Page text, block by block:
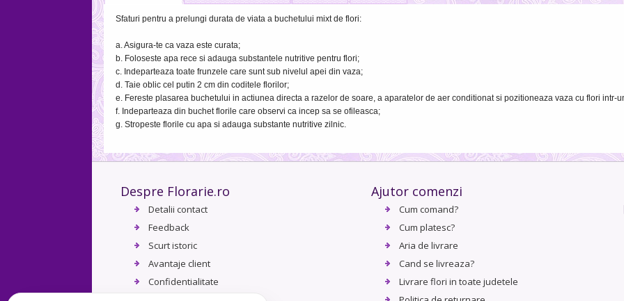
Sfaturi pentru a prelungi durata de viata a buchetului mixt de flori:
a. Asigura-te ca vaza este curata;
b. Foloseste apa rece si adauga substantele nutritive pentru flori;
c. Indeparteaza toate frunzele care sunt sub nivelul apei din vaza;
d. Taie oblic cel putin 2 cm din coditele florilor;
e. Fereste plasarea buchetului in actiunea directa a razelor de soare, a aparatelor de aer conditionat si pozitioneaza vaza cu flori intr-
f. Indeparteaza din buchet florile care observi ca incep sa se ofileasca;
g. Stropeste florile cu apa si adauga substante nutritive zilnic.
Despre Florarie.ro
Detalii contact
Feedback
Scurt istoric
Avantaje client
Confidentialitate
Ajutor comenzi
Cum comand?
Cum platesc?
Aria de livrare
Cand se livreaza?
Livrare flori in toate judetele